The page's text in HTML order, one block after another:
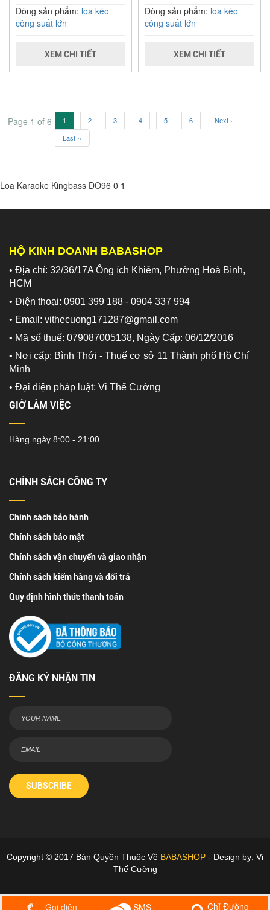
Dòng sản phẩm: loa kéo
công suất lớn
XEM CHI TIẾT
Dòng sản phẩm: loa kéo
công suất lớn
XEM CHI TIẾT
Page 1 of 6 1 2 3 4 5 6
Next ›
Last ››
Loa Karaoke Kingbass DO96 0 1
HỘ KINH DOANH BABASHOP
• Địa chỉ: 32/36/17A Ông ích Khiêm, Phường Hoà Bình,
HCM
• Điện thoại: 0901 399 188 - 0904 337 994
• Email: vithecuong171287@gmail.com
• Mã số thuế: 079087005138, Ngày Cấp: 06/12/2016
• Nơi cấp: Bình Thới - Thuế cơ sở 11 Thành phố Hồ Chí
Minh
• Đại diện pháp luật: Vi Thế Cường
GIỜ LÀM VIỆC
Hàng ngày 8:00 - 21:00
CHÍNH SÁCH CÔNG TY
Chính sách bảo hành
Chính sách bảo mật
Chính sách vận chuyển và giao nhận
Chính sách kiểm hàng và đổi trả
Quy định hình thức thanh toán
ĐĂNG KÝ NHẬN TIN
SUBSCRIBE
Copyright © 2017 Bản Quyền Thuộc Về BABASHOP - Design by: Vi
Thế Cường
Gọi điện SMS Chỉ Đường